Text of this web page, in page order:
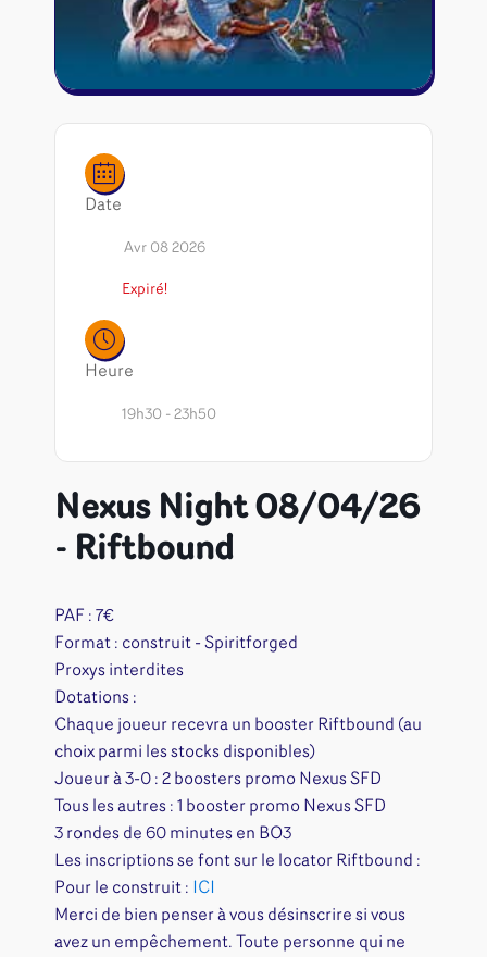
Naruto Mythos
Autres
Tapis de jeu
Date
Avr 08 2026
Expiré!
Heure
19h30 - 23h50
Nexus Night 08/04/26
- Riftbound
PAF : 7€
Format : construit - Spiritforged
Proxys interdites
Dotations :
Chaque joueur recevra un booster Riftbound (au
choix parmi les stocks disponibles)
Joueur à 3-0 : 2 boosters promo Nexus SFD
Tous les autres : 1 booster promo Nexus SFD
3 rondes de 60 minutes en BO3
Les inscriptions se font sur le locator Riftbound :
Pour le construit :
ICI
Merci de bien penser à vous désinscrire si vous
avez un empêchement. Toute personne qui ne